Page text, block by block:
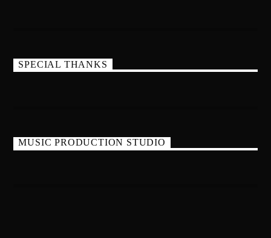
SPECIAL THANKS
MUSIC PRODUCTION STUDIO